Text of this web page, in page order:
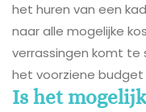
het huren van een
naar alle mogelijke
verrassingen komt te
het voorziene budget
Is het